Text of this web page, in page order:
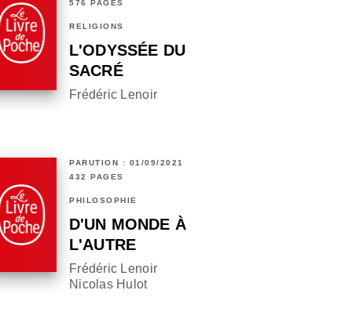
576 PAGES
RELIGIONS
L'ODYSSÉE DU
SACRÉ
Frédéric Lenoir
PARUTION : 01/09/2021
432 PAGES
PHILOSOPHIE
D'UN MONDE À
L'AUTRE
Frédéric Lenoir
Nicolas Hulot